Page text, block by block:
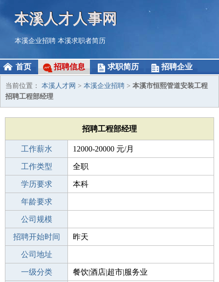
本溪人才人事网
本溪企业招聘 本溪求职者简历
首页 招聘信息 求职简历 招聘企业
当前位置： 本溪人才网 > 本溪企业招聘 > 本溪市恒熙管道安装工程
招聘工程部经理
招聘工程部经理
工作薪水 12000-20000 元/月
招聘人数 1人
工作类型 全职
性别要求 -
学历要求 本科
工作经验
年龄要求
工作地点
公司规模
公司电话
招聘开始时间 昨天
招聘结束时间
公司地址
一级分类 餐饮|酒店|超市|服务业